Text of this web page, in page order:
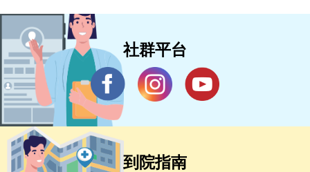
社群平台
到院指南